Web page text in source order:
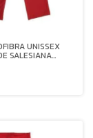
UNISSEX
SALESIANA